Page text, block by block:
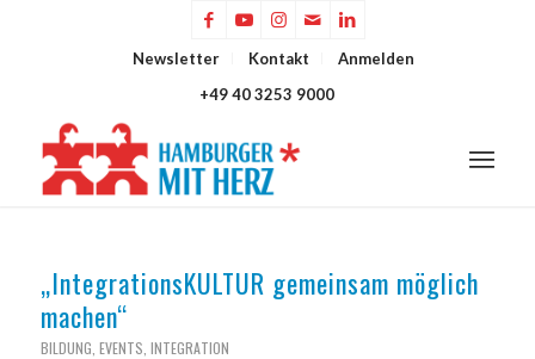
Newsletter Kontakt
Anmelden
+49 40 3253 9000
„IntegrationsKULTUR gemeinsam möglich
machen“
BILDUNG EVENTS INTEGRATION